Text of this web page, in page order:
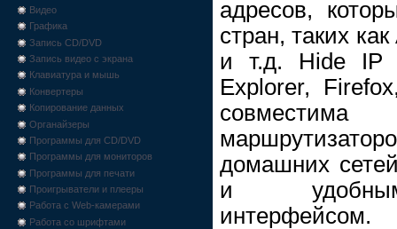
Видео
Графика
Запись CD/DVD
Запись видео с экрана
Клавиатура и мышь
Конвертеры
Копирование данных
Органайзеры
Программы для CD/DVD
Программы для мониторов
Программы для печати
Проигрыватели и плееры
Работа с Web-камерами
Работа со шрифтами
адресов,
стран, таких
и т.д. Hide IP
Explorer,
домашних
и удобным
интерфейсом.